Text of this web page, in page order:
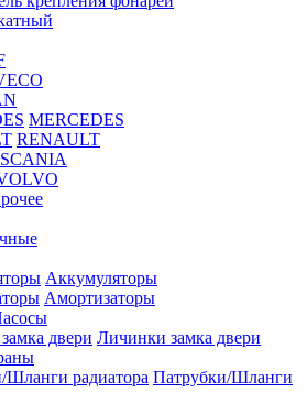
MERCEDES
RENAULT
SCANIA
Аккумуляторы
Амортизаторы
Личинки замка двери
Патрубки/Шланги